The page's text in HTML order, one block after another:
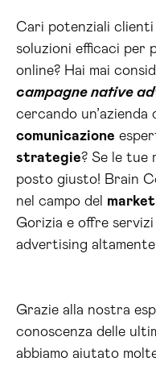
Cari potenziali clienti
soluzioni efficaci per
online? Hai mai
campagne native
cercando un’azienda
comunicazione
strategie? Se le tue
posto giusto! Brain
nel campo del
Gorizia e offre
advertising
Grazie alla nostra
conoscenza delle
abbiamo aiutato